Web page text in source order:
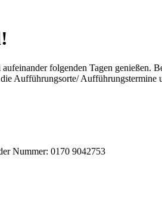
folgenden Tagen genießen.
Aufführungsorte/ Aufführungstermine
Nummer: 0170 9042753